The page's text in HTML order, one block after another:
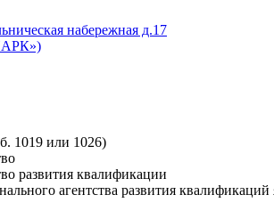
набережная д.17
1019 или 1026)
развития квалификации
агентства развития